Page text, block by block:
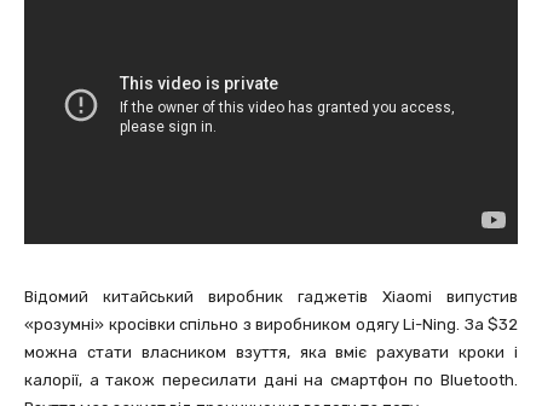
Відомий китайський виробник гаджетів Xiaomi випустив
«розумні» кросівки спільно з виробником одягу Li-Ning. За $32
можна стати власником взуття, яка вміє рахувати кроки і
калорії, а також пересилати дані на смартфон по Bluetooth.